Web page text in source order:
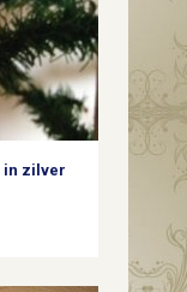
in zilver